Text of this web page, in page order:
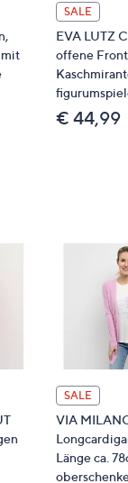
mit
SALE
EVA LUTZ
offene Front
€ 44,99
SALE
VIA
Länge ca.